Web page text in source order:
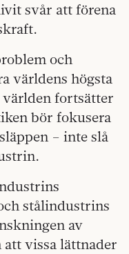
svår att förena
och
världens högsta
världen fortsätter
bör fokusera
– inte slå
stålindustrins
av
vissa lättnader